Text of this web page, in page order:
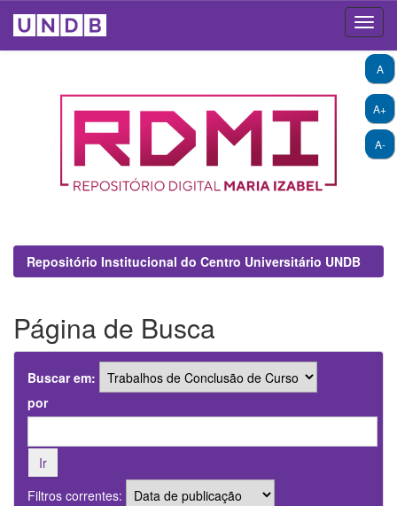
A+
A-
A
Repositório Institucional do Centro Universitário UNDB
Página de Busca
Buscar em:
por
Filtros correntes: